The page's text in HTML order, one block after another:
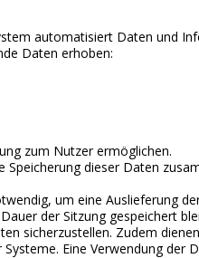
automatisiert Daten und
Daten erhoben:
zum Nutzer ermöglichen.
Speicherung dieser Daten
um eine Auslieferung
der Sitzung gespeichert
sicherzustellen. Zudem
Eine Verwendung der